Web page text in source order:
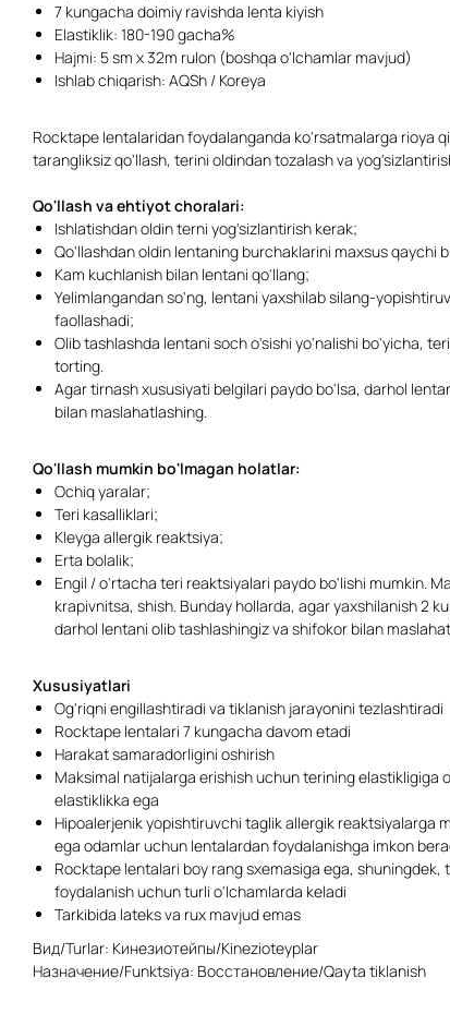
7 kungacha doimiy ravishda lenta kiyish
Elastiklik: 180-190 gacha%
Hajmi: 5 sm x 32m rulon (boshqa o'lchamlar mavjud)
Ishlab chiqarish: AQSh / Koreya
Rocktape lentalaridan foydalanganda ko'rsatmalarga rioya
tarangliksiz qo'llash, terini oldindan tozalash va
Qo'llash va ehtiyot choralari:
Ishlatishdan oldin terni yog'sizlantirish kerak;
Qo'llashdan oldin lentaning burchaklarini maxsus qaychi
Kam kuchlanish bilan lentani qo'llang;
Yelimlangandan so'ng, lentani yaxshilab silang-
faollashadi;
Olib tashlashda lentani soch o'sishi yo'nalishi bo'yicha,
torting.
Agar tirnash xususiyati belgilari paydo bo'lsa, darhol
bilan maslahatlashing.
Qo'llash mumkin bo'lmagan holatlar:
Ochiq yaralar;
Teri kasalliklari;
Kleyga allergik reaktsiya;
Erta bolalik;
Engil / o'rtacha teri reaktsiyalari paydo bo'lishi mumkin.
krapivnitsa, shish. Bunday hollarda, agar yaxshilanish 2
darhol lentani olib tashlashingiz va shifokor bilan
Xususiyatlari
Og'riqni engillashtiradi va tiklanish jarayonini tezlashtiradi
Rocktape lentalari 7 kungacha davom etadi
Harakat samaradorligini oshirish
Maksimal natijalarga erishish uchun terining elastikligiga
elastiklikka ega
Hipoalerjenik yopishtiruvchi taglik allergik reaktsiyalarga
ega odamlar uchun lentalardan foydalanishga imkon
Rocktape lentalari boy rang sxemasiga ega, shuningdek,
foydalanish uchun turli o'lchamlarda keladi
Tarkibida lateks va rux mavjud emas
Вид/Turlar: Кинезиотейпы/Kinezioteyplar
Назначение/Funktsiya: Восстановление/Qayta tiklanish